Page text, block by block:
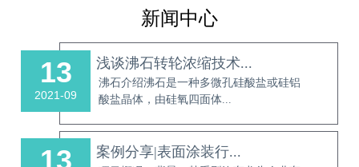
新闻中心
13
2021-09
浅谈沸石转轮浓缩技术...
沸石介绍沸石是一种多微孔硅酸盐或硅铝
酸盐晶体，由硅氧四面体...
13 案例分享|表面涂装行...